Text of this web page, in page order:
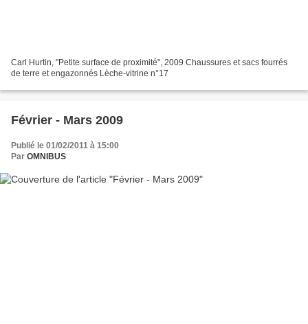
Carl Hurtin, "Petite surface de proximité", 2009 Chaussures et sacs fourrés
de terre et engazonnés Lèche-vitrine n°17
Février - Mars 2009
Publié le 01/02/2011 à 15:00
Par OMNIBUS